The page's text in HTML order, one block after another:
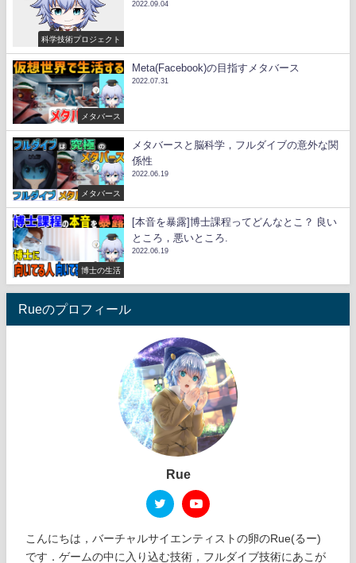
科学技術プロジェクト
2022.09.04
メタバース
Meta(Facebook)の目指すメタバース
2022.07.31
メタバース
メタバースと脳科学，フルダイブの意外な関
係性
2022.06.19
博士の生活
[本音を暴露]博士課程ってどんなとこ？ 良い
ところ，悪いところ.
2022.06.19
Rueのプロフィール
Rue
こんにちは，バーチャルサイエンティストの卵のRue(るー)
です．ゲームの中に入り込む技術，フルダイブ技術にあこが